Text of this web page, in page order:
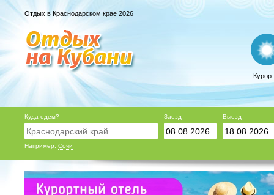
Отдых в Краснодарском крае 2026
Куда едем?
Например: Сочи
Заезд Выезд